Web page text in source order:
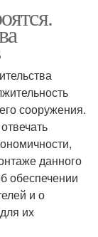
сооружения.
данного
обеспечении
и о
их